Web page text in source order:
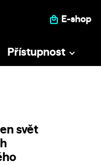
E-shop
Přístupnost
svět